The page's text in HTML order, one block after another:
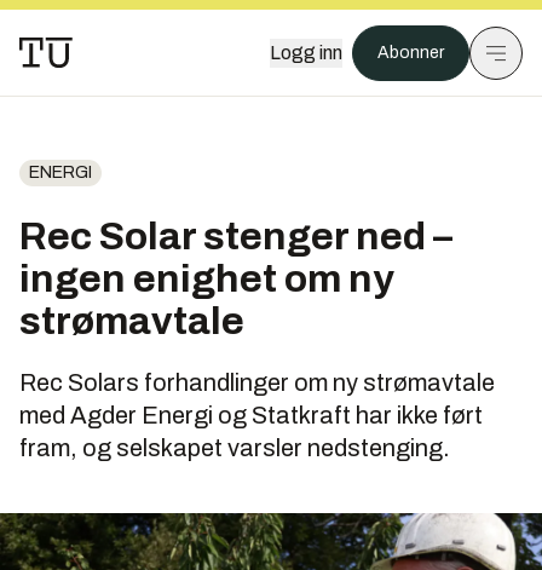
Logg inn Abonner
ENERGI
Rec Solar stenger ned –
ingen enighet om ny
strømavtale
Rec Solars forhandlinger om ny strømavtale
med Agder Energi og Statkraft har ikke ført
fram, og selskapet varsler nedstenging.